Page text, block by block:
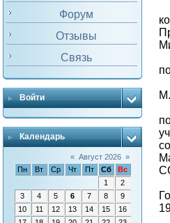
Форум
Отзывы
Связь
Войти
Календарь
« Август 2026 »
Пн
Вт Ср Чт Пт Сб
Вс
1
2
3
4 5 6 7 8
9
10
11 12 13 14 15
16